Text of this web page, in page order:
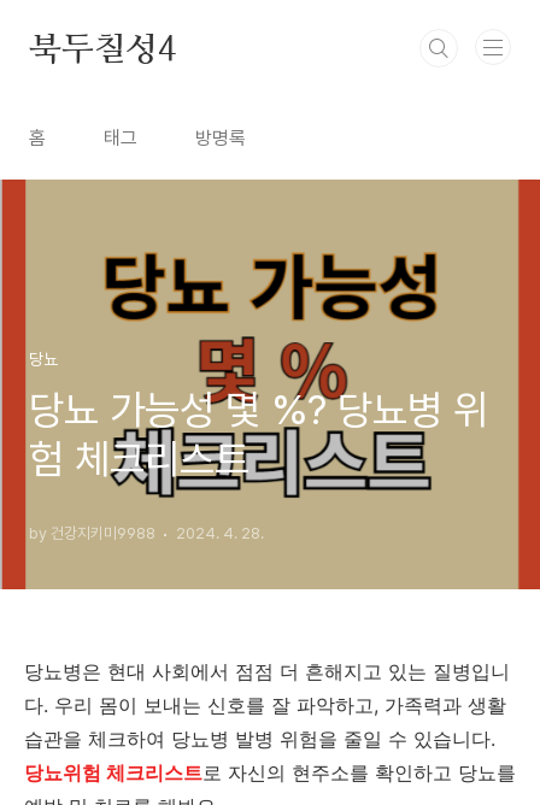
북두칠성4
홈 태그 방명록
당뇨
당뇨 가능성 몇 %? 당뇨병 위
험 체크리스트
by 건강지키미9988 2024. 4. 28.
당뇨병은 현대 사회에서 점점 더 흔해지고 있는 질병입니
다. 우리 몸이 보내는 신호를 잘 파악하고, 가족력과 생활
습관을 체크하여 당뇨병 발병 위험을 줄일 수 있습니다.
당뇨위험 체크리스트로 자신의 현주소를 확인하고 당뇨를